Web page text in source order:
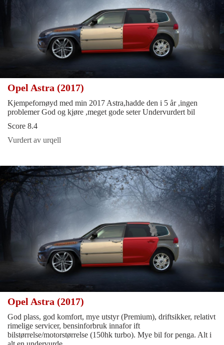
Opel Astra (2017)
Kjempefornøyd med min 2017 Astra,hadde den i 5 år ,ingen
problemer God og kjøre ,meget gode seter Undervurdert bil
Score 8.4
Vurdert av urqell
Opel Astra (2017)
God plass, god komfort, mye utstyr (Premium), driftsikker, relativt
rimelige servicer, bensinforbruk innafor ift
bilstørrelse/motorstørrelse (150hk turbo). Mye bil for penga. Alt i